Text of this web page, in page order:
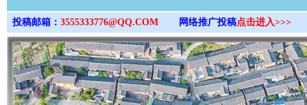
投稿邮箱： 3555333776@QQ.COM 网络推广投稿点击进入>>>